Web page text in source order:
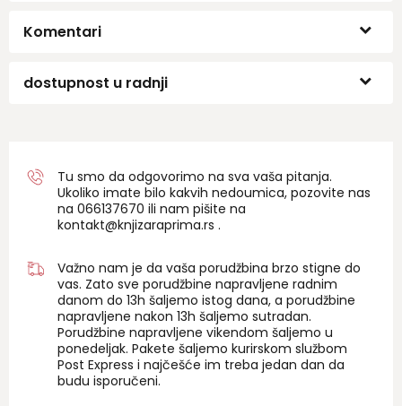
Komentari
dostupnost u radnji
Tu smo da odgovorimo na sva vaša pitanja.
Ukoliko imate bilo kakvih nedoumica, pozovite nas
na 066137670 ili nam pišite na
kontakt@knjizaraprima.rs .
Važno nam je da vaša porudžbina brzo stigne do
vas. Zato sve porudžbine napravljene radnim
danom do 13h šaljemo istog dana, a porudžbine
napravljene nakon 13h šaljemo sutradan.
Porudžbine napravljene vikendom šaljemo u
ponedeljak. Pakete šaljemo kurirskom službom
Post Express i najčešće im treba jedan dan da
budu isporučeni.